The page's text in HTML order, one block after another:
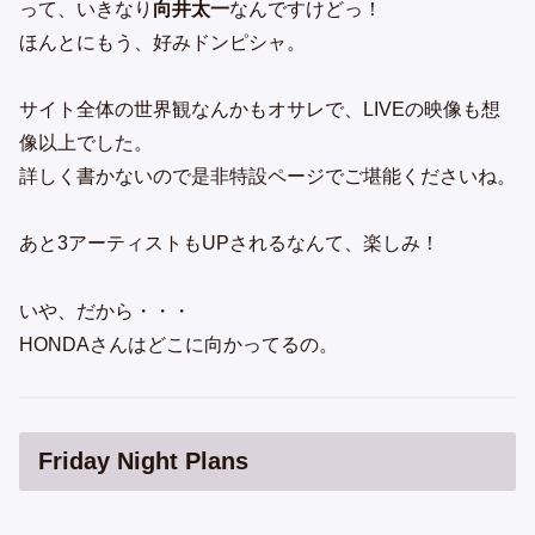
って、いきなり 向井太一なんですけどっ！
ほんとにもう、好みドンピシャ。
サイト全体の世界観なんかもオサレで、LIVEの映像も想
像以上でした。
詳しく書かないので是非特設ページでご堪能くださいね。
あと3アーティストもUPされるなんて、楽しみ！
いや、だから・・・
HONDAさんはどこに向かってるの。
Friday Night Plans